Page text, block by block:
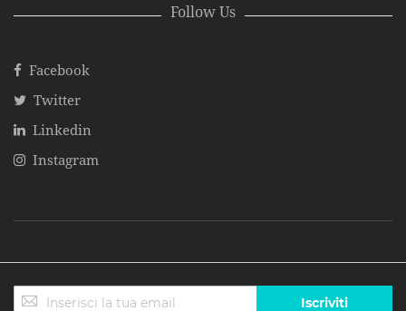
Follow Us
Facebook
Twitter
Linkedin
Instagram
Iscriviti